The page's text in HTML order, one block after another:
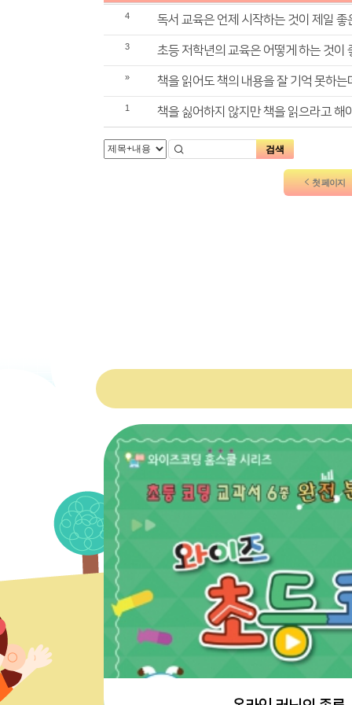
4 독서 교육은 언제 시작하는 것이 제일 좋
3 초등 저학년의 교육은 어떻게 하는 것이
» 책을 읽어도 책의 내용을 잘 기억 못하는
1 책을 싫어하지 않지만 책을 읽으라고 해
검색
첫 페이지